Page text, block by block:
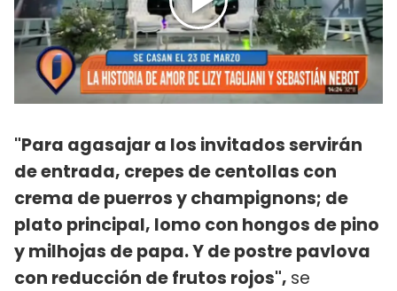
"Para agasajar a los invitados servirán
de entrada, crepes de centollas con
crema de puerros y champignons; de
plato principal, lomo con hongos de pino
y milhojas de papa. Y de postre pavlova
con reducción de frutos rojos", se